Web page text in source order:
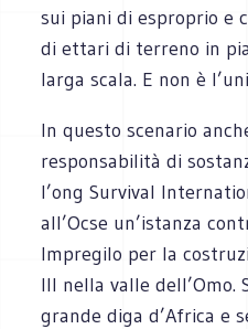
sui piani di esproprio e
di ettari di terreno in
larga scala. E non è
In questo scenario
responsabilità di
l’ong Survival
all’Ocse un’istanza
Impregilo per la
III nella valle
grande diga d’Africa e